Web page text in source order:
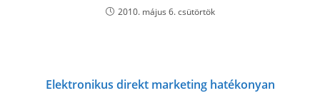
2010. május 6. csütörtök
Elektronikus direkt marketing hatékonyan